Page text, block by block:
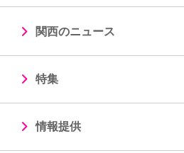
関西のニュース
特集
情報提供